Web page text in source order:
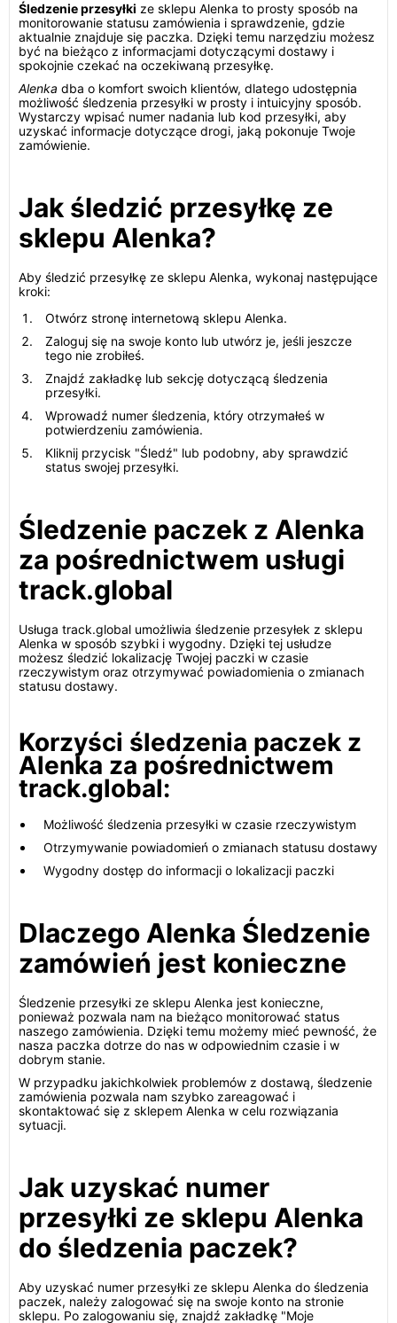
Śledzenie przesyłki ze sklepu Alenka to prosty sposób na
monitorowanie statusu zamówienia i sprawdzenie, gdzie
aktualnie znajduje się paczka. Dzięki temu narzędziu możesz
być na bieżąco z informacjami dotyczącymi dostawy i
spokojnie czekać na oczekiwaną przesyłkę.
Alenka dba o komfort swoich klientów, dlatego udostępnia
możliwość śledzenia przesyłki w prosty i intuicyjny sposób.
Wystarczy wpisać numer nadania lub kod przesyłki, aby
uzyskać informacje dotyczące drogi, jaką pokonuje Twoje
zamówienie.
Jak śledzić przesyłkę ze
sklepu Alenka?
Aby śledzić przesyłkę ze sklepu Alenka, wykonaj następujące
kroki:
Otwórz stronę internetową sklepu Alenka.
Zaloguj się na swoje konto lub utwórz je, jeśli jeszcze
tego nie zrobiłeś.
Znajdź zakładkę lub sekcję dotyczącą śledzenia
przesyłki.
Wprowadź numer śledzenia, który otrzymałeś w
potwierdzeniu zamówienia.
Kliknij przycisk "Śledź" lub podobny, aby sprawdzić
status swojej przesyłki.
Śledzenie paczek z Alenka
za pośrednictwem usługi
track.global
Usługa track.global umożliwia śledzenie przesyłek z sklepu
Alenka w sposób szybki i wygodny. Dzięki tej usłudze
możesz śledzić lokalizację Twojej paczki w czasie
rzeczywistym oraz otrzymywać powiadomienia o zmianach
statusu dostawy.
Korzyści śledzenia paczek z
Alenka za pośrednictwem
track.global:
Możliwość śledzenia przesyłki w czasie rzeczywistym
Otrzymywanie powiadomień o zmianach statusu dostawy
Wygodny dostęp do informacji o lokalizacji paczki
Dlaczego Alenka Śledzenie
zamówień jest konieczne
Śledzenie przesyłki ze sklepu Alenka jest konieczne,
ponieważ pozwala nam na bieżąco monitorować status
naszego zamówienia. Dzięki temu możemy mieć pewność, że
nasza paczka dotrze do nas w odpowiednim czasie i w
dobrym stanie.
W przypadku jakichkolwiek problemów z dostawą, śledzenie
zamówienia pozwala nam szybko zareagować i
skontaktować się z sklepem Alenka w celu rozwiązania
sytuacji.
Jak uzyskać numer
przesyłki ze sklepu Alenka
do śledzenia paczek?
Aby uzyskać numer przesyłki ze sklepu Alenka do śledzenia
paczek, należy zalogować się na swoje konto na stronie
sklepu. Po zalogowaniu się, znajdź zakładkę "Moje